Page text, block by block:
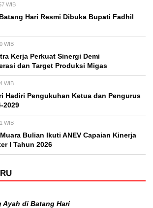
WIB
Hari Resmi Dibuka Bupati Fadhil
WIB
Kerja Perkuat Sinergi Demi
dan Target Produksi Migas
WIB
Hadiri Pengukuhan Ketua dan Pengurus
2029
WIB
Bulian Ikuti ANEV Capaian Kinerja
I Tahun 2026
Ayah di Batang Hari